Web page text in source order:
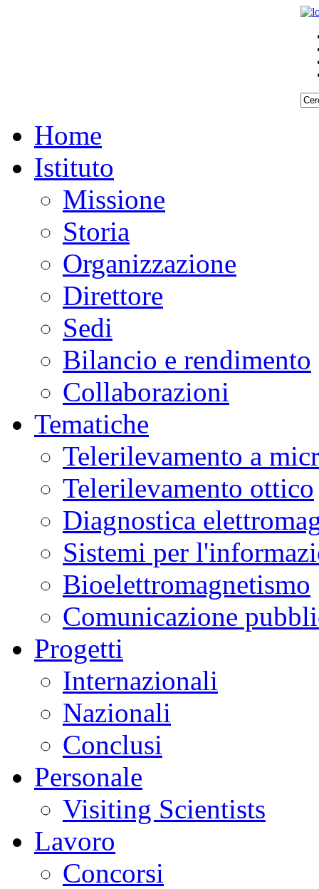
Home
Istituto
Missione
Storia
Organizzazione
Direttore
Sedi
Bilancio e rendimento
Collaborazioni
Tematiche
Telerilevamento a
Telerilevamento ottico
Diagnostica
Sistemi per
Bioelettromagnetismo
Comunicazione
Progetti
Internazionali
Nazionali
Conclusi
Personale
Visiting Scientists
Lavoro
Concorsi